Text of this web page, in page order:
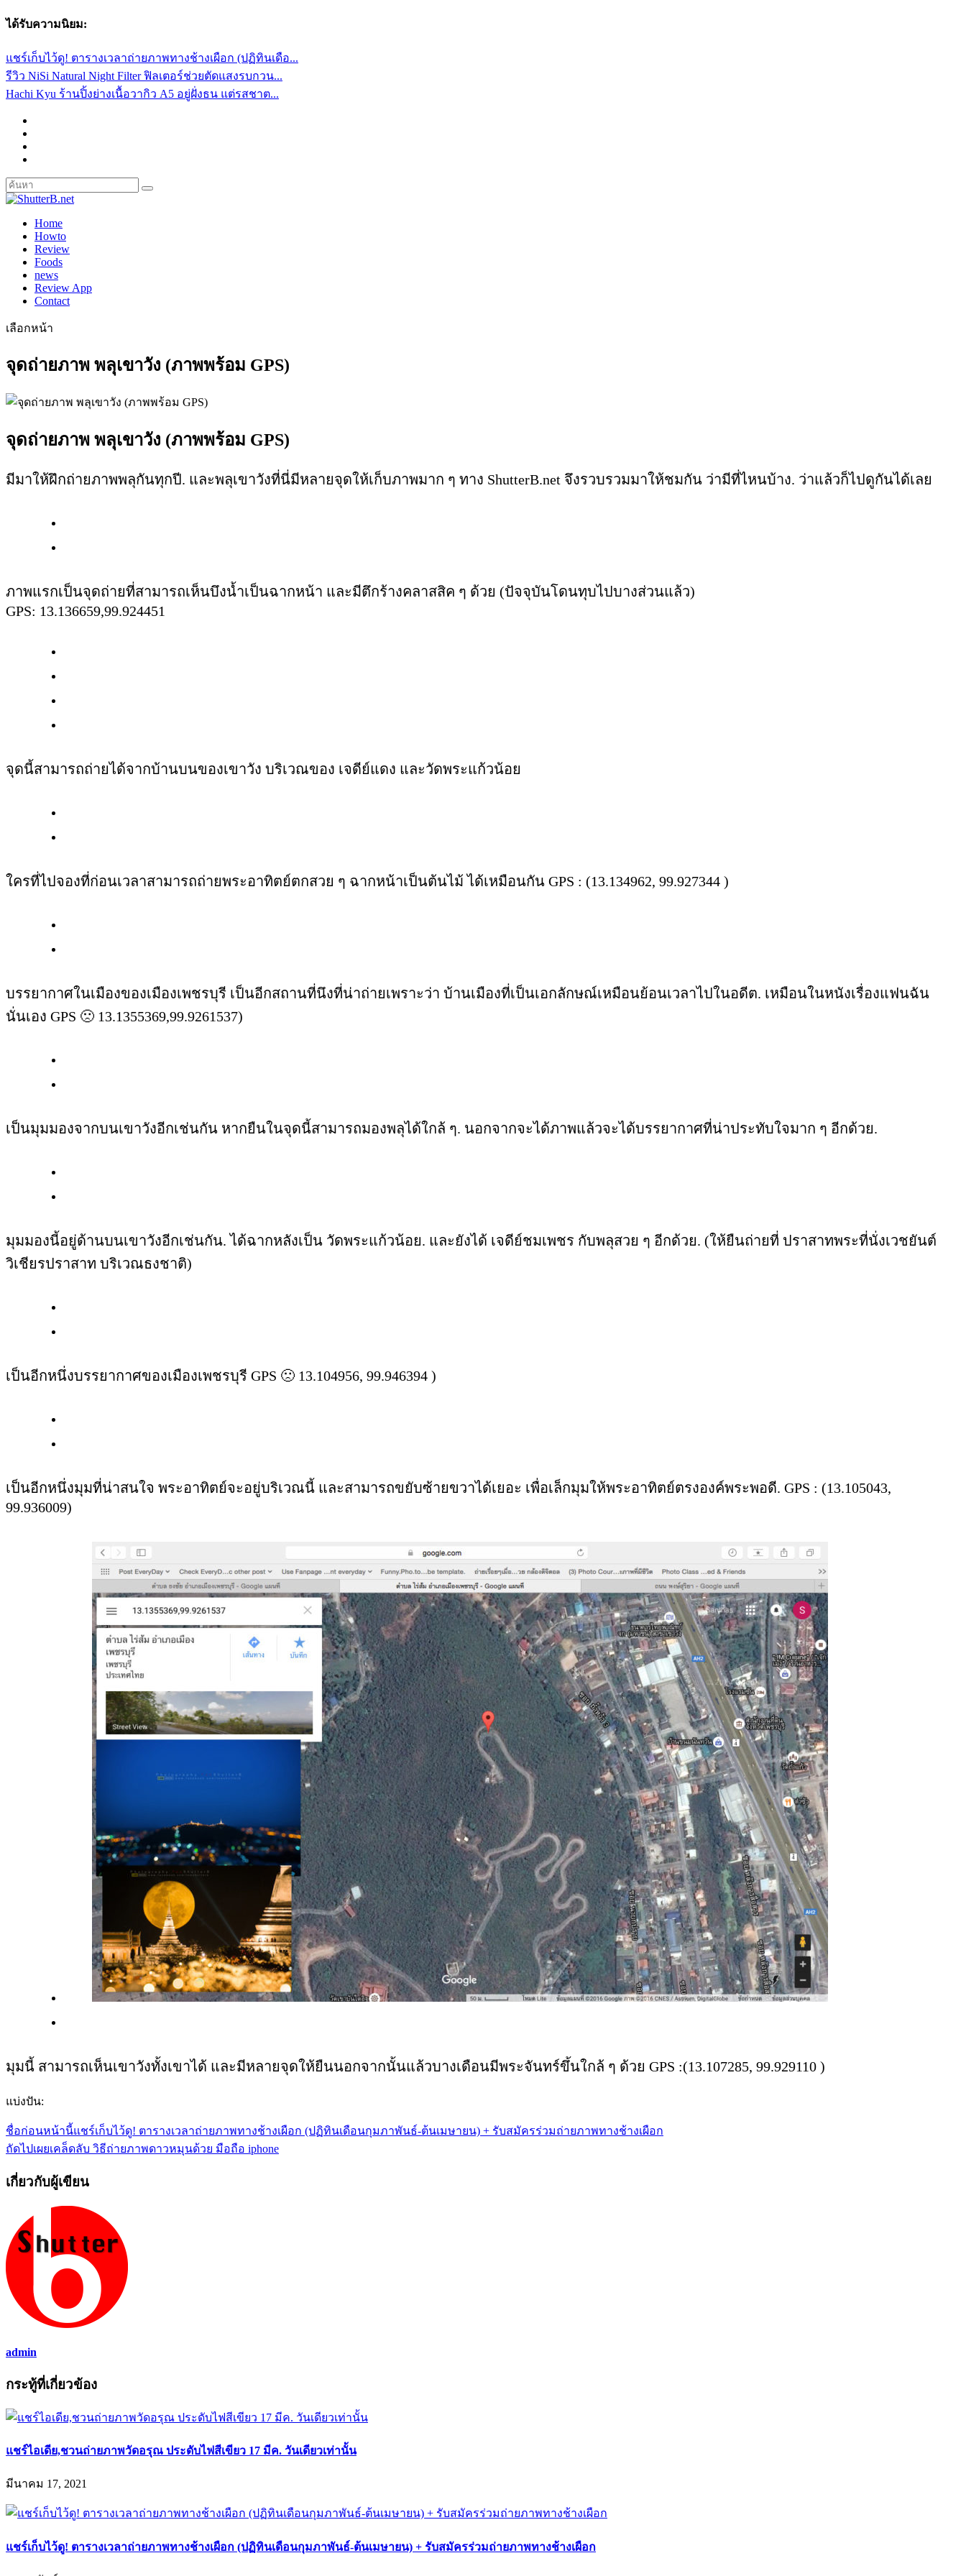
ได้รับความนิยม:
แชร์เก็บไว้ดู! ตารางเวลาถ่ายภาพทางช้างเผือก (ปฏิทินเดือ...
รีวิว NiSi Natural Night Filter ฟิลเตอร์ช่วยตัดแสงรบกวน...
Hachi Kyu ร้านปิ้งย่างเนื้อวากิว A5 อยู่ฝั่งธน แต่รสชาต...
Home
Howto
Review
Foods
news
Review App
Contact
เลือกหน้า
จุดถ่ายภาพ พลุเขาวัง (ภาพพร้อม GPS)
จุดถ่ายภาพ พลุเขาวัง (ภาพพร้อม GPS)
มีมาให้ฝึกถ่ายภาพพลุกันทุกปี. และพลุเขาวังที่นี่มีหลายจุดให้เก็บภาพมาก ๆ ทาง ShutterB.net จึงรวบรวมมาให้ชมกัน ว่ามีที่ไหนบ้าง. ว่าแล้วก็ไปดูกันได้เลย
ภาพแรกเป็นจุดถ่ายที่สามารถเห็นบึงน้ำเป็นฉากหน้า และมีตึกร้างคลาสสิค ๆ ด้วย (ปัจจุบันโดนทุบไปบางส่วนแล้ว)
GPS: 13.136659,99.924451
จุดนี้สามารถถ่ายได้จากบ้านบนของเขาวัง บริเวณของ เจดีย์แดง และวัดพระแก้วน้อย
ใครที่ไปจองที่ก่อนเวลาสามารถถ่ายพระอาทิตย์ตกสวย ๆ ฉากหน้าเป็นต้นไม้ ได้เหมือนกัน GPS : (13.134962, 99.927344 )
บรรยากาศในเมืองของเมืองเพชรบุรี เป็นอีกสถานที่นึงที่น่าถ่ายเพราะว่า บ้านเมืองที่เป็นเอกลักษณ์เหมือนย้อนเวลาไปในอดีต. เหมือนในหนังเรื่องแฟนฉัน
นั่นเอง GPS 🙁 13.1355369,99.9261537)
เป็นมุมมองจากบนเขาวังอีกเช่นกัน หากยืนในจุดนี้สามารถมองพลุได้ใกล้ ๆ. นอกจากจะได้ภาพแล้วจะได้บรรยากาศที่น่าประทับใจมาก ๆ อีกด้วย.
มุมมองนี้อยู่ด้านบนเขาวังอีกเช่นกัน. ได้ฉากหลังเป็น วัดพระแก้วน้อย. และยังได้ เจดีย์ชมเพชร กับพลุสวย ๆ อีกด้วย. (ให้ยืนถ่ายที่ ปราสาทพระที่นั่งเวชยันต์
วิเชียรปราสาท บริเวณธงชาติ)
เป็นอีกหนึ่งบรรยากาศของเมืองเพชรบุรี GPS 🙁 13.104956, 99.946394 )
เป็นอีกหนึ่งมุมที่น่าสนใจ พระอาทิตย์จะอยู่บริเวณนี้ และสามารถขยับซ้ายขวาได้เยอะ เพื่อเล็กมุมให้พระอาทิตย์ตรงองค์พระพอดี. GPS : (13.105043,
99.936009)
มุมนี้ สามารถเห็นเขาวังทั้งเขาได้ และมีหลายจุดให้ยืนนอกจากนั้นแล้วบางเดือนมีพระจันทร์ขึ้นใกล้ ๆ ด้วย GPS :(13.107285, 99.929110 )
แบ่งปัน:
ชื่อก่อนหน้านี้แชร์เก็บไว้ดู! ตารางเวลาถ่ายภาพทางช้างเผือก (ปฏิทินเดือนกุมภาพันธ์-ต้นเมษายน) + รับสมัครร่วมถ่ายภาพทางช้างเผือก
ถัดไปเผยเคล็ดลับ วิธีถ่ายภาพดาวหมุนด้วย มือถือ iphone
เกี่ยวกับผู้เขียน
admin
กระทู้ที่เกี่ยวข้อง
แชร์ไอเดีย,ชวนถ่ายภาพวัดอรุณ ประดับไฟสีเขียว 17 มีค. วันเดียวเท่านั้น
มีนาคม 17, 2021
แชร์เก็บไว้ดู! ตารางเวลาถ่ายภาพทางช้างเผือก (ปฏิทินเดือนกุมภาพันธ์-ต้นเมษายน) + รับสมัครร่วมถ่ายภาพทางช้างเผือก